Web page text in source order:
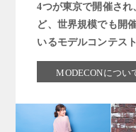
4つが東京で開催さ
ど、世界規模でも開
いるモデルコンテスト
MODECONについ